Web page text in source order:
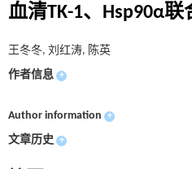
血清TK-1、Hsp90α
王冬冬, 刘红涛, 陈英
作者信息 +
Author information +
文章历史 +